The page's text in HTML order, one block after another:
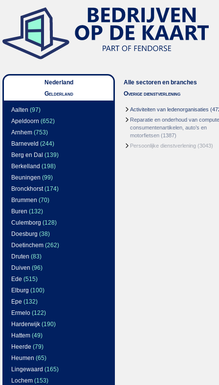
Nederland
Gelderland
Aalten (97)
Apeldoorn (652)
Arnhem (753)
Barneveld (244)
Berg en Dal (139)
Berkelland (198)
Beuningen (99)
Bronckhorst(174)
Brummen (70)
Buren (132)
Culemborg (128)
Doesburg (38)
Doetinchem (262)
Druten (83)
Duiven (96)
Ede (515)
Elburg (100)
Epe (132)
Ermelo (122)
Harderwijk (190)
Hattem (49)
Heerde (79)
Heumen (65)
Lingewaard (165)
Lochem (153)
Alle sectoren en branches
Overige dienstverlening
Activiteiten van ledenorganisaties
Reparatie en onderhoud van
consumentenartikelen, auto’s en
motorfietsen (1387)
Persoonlijke dienstverlening (3043)